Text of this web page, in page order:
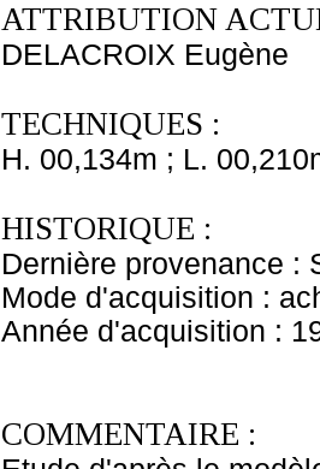
ATTRIBUTION
DELACROIX Eugène
TECHNIQUES :
H. 00,134m ; L.
HISTORIQUE :
Dernière provenance :
Mode d'acquisition :
Année d'acquisition :
COMMENTAIRE :